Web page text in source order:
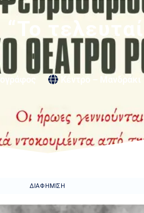
“Το
Κέντρο – Μανδράκι
ΔΙΑΦΉΜΙΣΗ